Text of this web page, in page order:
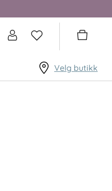
Velg butikk